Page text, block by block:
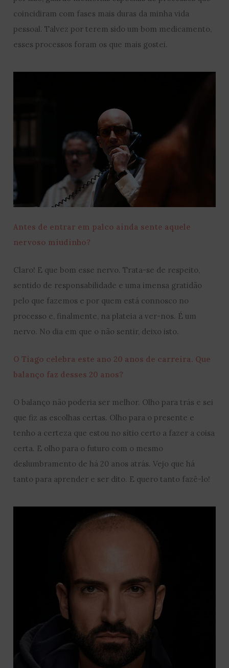
coincidiram com fases mais duras da minha vida
pessoal. Talvez por terem sido um bom medicamento,
esses processos foram os que mais gostei.
Antes de entrar em palco ainda sente aquele
nervoso miudinho?
Claro! E que bom esse nervo. Trata-se de respeito,
sentido de responsabilidade e uma imensa gratidão
pelo que fazemos e por quem está connosco no
processo e, finalmente, na plateia a ver-nos. É um
nervo. No dia em que o não sentir, deixo isto.
O Tiago celebra este ano 20 anos de carreira. Que
balanço faz desses 20 anos?
O balanço não poderia ser melhor. Olho para trás e sei
que fiz as escolhas certas. Olho para o presente e
tenho a certeza que estou no sítio certo a fazer a coisa
certa. E olho para o futuro com o mesmo
deslumbramento de há 20 anos atrás. Vejo que há
tanto para aprender e ser dito. E quero tanto fazê-lo!